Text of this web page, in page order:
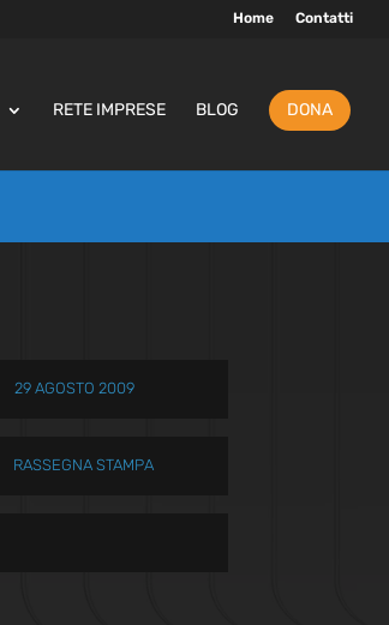
Home Contatti
RETE IMPRESE BLOG DONA
29 AGOSTO 2009
RASSEGNA STAMPA